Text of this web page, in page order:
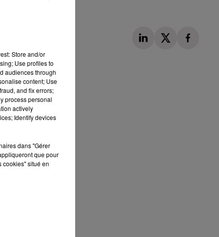
le 24 juin.
Store and/or
Use profiles to
audiences through
content; Use
and fix errors;
process personal
actively
Identify devices
dans "Gérer
que pour
cookies" situé en